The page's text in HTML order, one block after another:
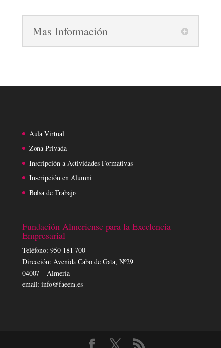
Mas Información
Aula Virtual
Zona Privada
Inscripción a Actividades Formativas
Inscripción en Alumni
Bolsa de Trabajo
Fundación Almeriense para la Excelencia
Empresarial
Teléfono: 950 181 700
Dirección: Avenida Cabo de Gata, Nº29
04007 – Almería
email: info@faeem.es